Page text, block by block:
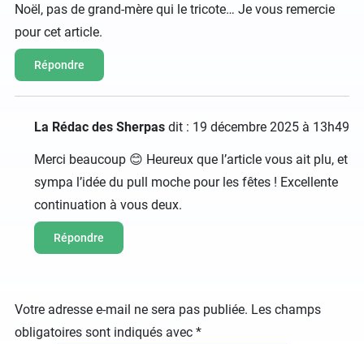
Noël, pas de grand-mère qui le tricote… Je vous remercie
pour cet article.
Répondre
La Rédac des Sherpas dit : 19 décembre 2025 à 13h49
Merci beaucoup 😊 Heureux que l’article vous ait plu, et
sympa l’idée du pull moche pour les fêtes ! Excellente
continuation à vous deux.
Répondre
Votre adresse e-mail ne sera pas publiée. Les champs
obligatoires sont indiqués avec *